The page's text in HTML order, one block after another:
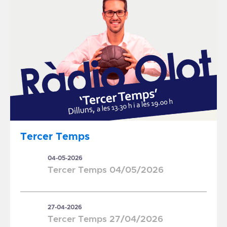
Tercer Temps
04-05-2026
Tercer Temps 04/05/2026
27-04-2026
Tercer Temps 27/04/2026